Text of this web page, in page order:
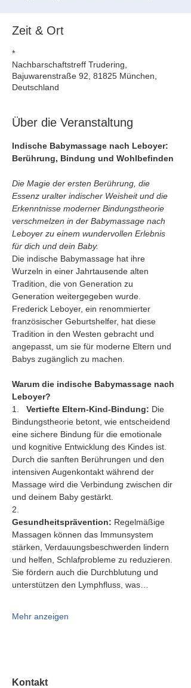
Zeit & Ort
*
Nachbarschaftstreff Trudering,
Bajuwarenstraße 92, 81825 München,
Deutschland
Über die Veranstaltung
Indische Babymassage nach Leboyer:
Berührung, Bindung und Wohlbefinden
Die Magie der ersten Berührung, die
Essenz uralter indischer Weisheit und die
Erkenntnisse moderner Bindungstheorie
verschmelzen in der Babymassage nach
Leboyer zu einem wundervollen Erlebnis
für dich und dein Baby.
Die indische Babymassage hat ihre
Wurzeln in einer Jahrtausende alten
Tradition, die von Generation zu
Generation weitergegeben wurde.
Frederick Leboyer, ein renommierter
französischer Geburtshelfer, hat diese
Tradition in den Westen gebracht und
angepasst, um sie für moderne Eltern und
Babys zugänglich zu machen.
Warum die indische Babymassage nach
Leboyer?
1. Vertiefte Eltern-Kind-Bindung: Die
Bindungstheorie betont, wie entscheidend
eine sichere Bindung für die emotionale
und kognitive Entwicklung des Kindes ist.
Durch die sanften Berührungen und den
intensiven Augenkontakt während der
Massage wird die Verbindung zwischen dir
und deinem Baby gestärkt.
2.
Gesundheitsprävention: Regelmäßige
Massagen können das Immunsystem
stärken, Verdauungsbeschwerden lindern
und helfen, Schlafprobleme zu reduzieren.
Sie fördern auch die Durchblutung und
unterstützen den Lymphfluss, was…
Mehr anzeigen
Kontakt